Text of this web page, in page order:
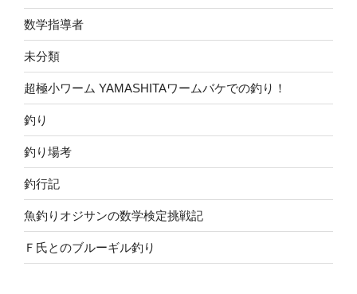
数学指導者
未分類
超極小ワーム YAMASHITAワームバケでの釣り！
釣り
釣り場考
釣行記
魚釣りオジサンの数学検定挑戦記
Ｆ氏とのブルーギル釣り